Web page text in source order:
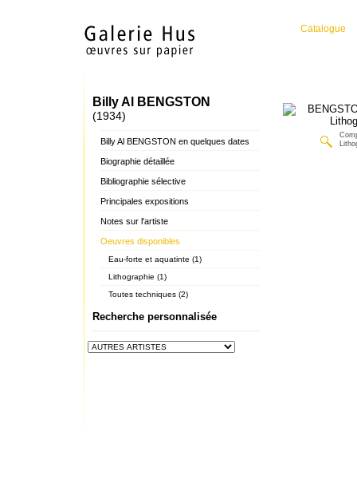
Catalogue
Billy Al BENGSTON
(1934)
Billy Al BENGSTON en quelques dates
Biographie détaillée
Bibliographie sélective
Principales expositions
Notes sur l'artiste
Oeuvres disponibles
Eau-forte et aquatinte (1)
Lithographie (1)
Toutes techniques (2)
Recherche personnalisée